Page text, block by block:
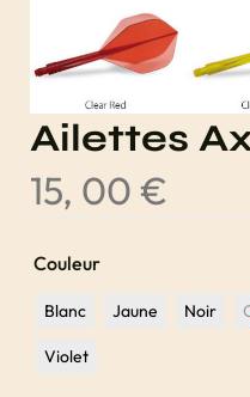
Ailettes
15, 00 €
Couleur
Blanc Jaune Noir
Violet